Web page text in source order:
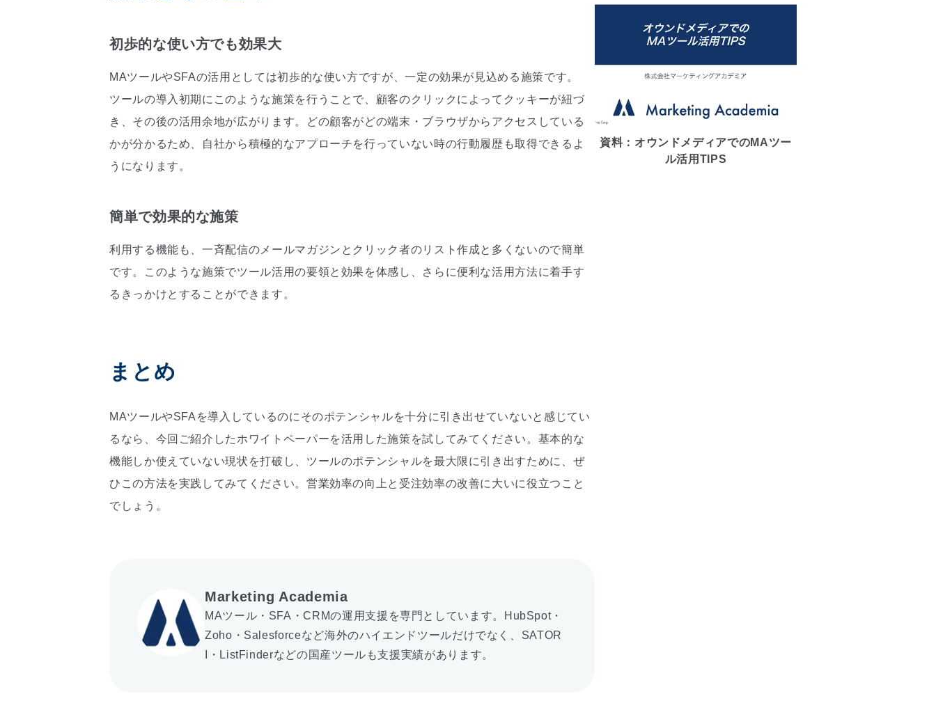
初歩的な使い方でも効果大
MAツールやSFAの活用としては初歩的な使い方ですが、一定の効果が見込める施策です。
ツールの導入初期にこのような施策を行うことで、顧客のクリックによってクッキーが紐づ
き、その後の活用余地が広がります。どの顧客がどの端末・ブラウザからアクセスしている
かが分かるため、自社から積極的なアプローチを行っていない時の行動履歴も取得できるよ
うになります。
簡単で効果的な施策
利用する機能も、一斉配信のメールマガジンとクリック者のリスト作成と多くないので簡単
です。このような施策でツール活用の要領と効果を体感し、さらに便利な活用方法に着手す
るきっかけとすることができます。
まとめ
MAツールやSFAを導入しているのにそのポテンシャルを十分に引き出せていないと感じてい
るなら、今回ご紹介したホワイトペーパーを活用した施策を試してみてください。基本的な
機能しか使えていない現状を打破し、ツールのポテンシャルを最大限に引き出すために、ぜ
ひこの方法を実践してみてください。営業効率の向上と受注効率の改善に大いに役立つこと
でしょう。
Marketing Academia
MAツール・SFA・CRMの運用支援を専門としています。HubSpot・
Zoho・Salesforceなど海外のハイエンドツールだけでなく、SATOR
I・ListFinderなどの国産ツールも支援実績があります。
資料：オウンドメディアでのMAツー
ル活用TIPS